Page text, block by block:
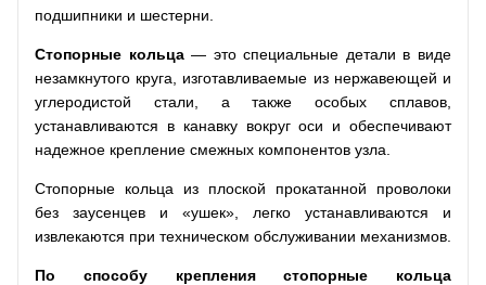
подшипники и шестерни.
Стопорные кольца— это специальные детали в виде
незамкнутого круга, изготавливаемые из нержавеющей и
углеродистой стали, а также особых сплавов,
устанавливаются в канавку вокруг оси и обеспечивают
надежное крепление смежных компонентов узла.
Стопорные кольца из плоской прокатанной проволоки
без заусенцев и «ушек», легко устанавливаются и
извлекаются при техническом обслуживании механизмов.
По способу крепления стопорные кольца